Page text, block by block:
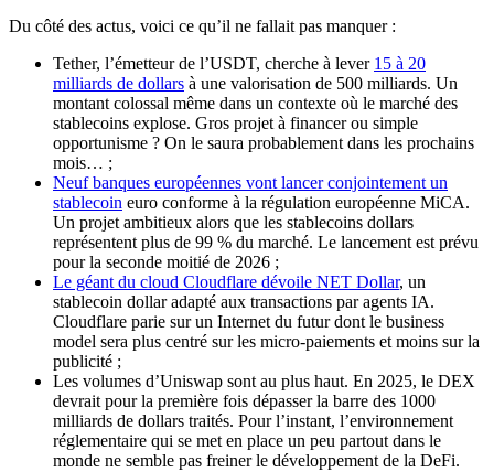
Du côté des actus, voici ce qu’il ne fallait pas manquer :
Tether, l’émetteur de l’USDT, cherche à lever 15 à 20
milliards de dollars à une valorisation de 500 milliards. Un
montant colossal même dans un contexte où le marché des
stablecoins explose. Gros projet à financer ou simple
opportunisme ? On le saura probablement dans les prochains
mois… ;
Neuf banques européennes vont lancer conjointement un
stablecoin euro conforme à la régulation européenne MiCA.
Un projet ambitieux alors que les stablecoins dollars
représentent plus de 99 % du marché. Le lancement est prévu
pour la seconde moitié de 2026 ;
Le géant du cloud Cloudflare dévoile NET Dollar, un
stablecoin dollar adapté aux transactions par agents IA.
Cloudflare parie sur un Internet du futur dont le business
model sera plus centré sur les micro-paiements et moins sur la
publicité ;
Les volumes d’Uniswap sont au plus haut. En 2025, le DEX
devrait pour la première fois dépasser la barre des 1000
milliards de dollars traités. Pour l’instant, l’environnement
réglementaire qui se met en place un peu partout dans le
monde ne semble pas freiner le développement de la DeFi.